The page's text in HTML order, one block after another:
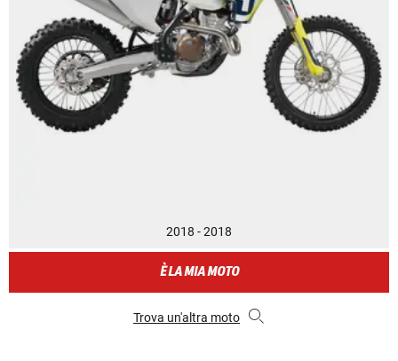
2018 - 2018
È LA MIA MOTO
Trova un'altra moto